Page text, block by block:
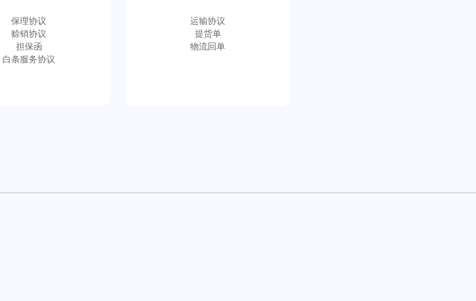
保理协议
赊销协议
担保函
白条服务协议
运输协议
提货单
物流回单